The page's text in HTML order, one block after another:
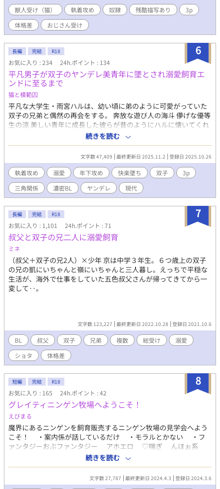
ム採用ですが、未読でも全く問題ありません。 ※直接的な性描写
有る回には＊有り。 ※現在まったり更新中 続きが気になる方は、
ぜひ『お気に入り』で生存確認を
獣人受け（猫） 執着攻め 奴隷 残酷描写あり
3p
体格差
おじさん受け
6
長編 完結 R18
お気に入り : 234 24h.ポイント : 134
平凡男子が双子のヤンデレ美青年に墜とされ溺愛飼育エ
ンドに至るまで
猫と模範囚
平凡な大学生・雨宮ハルは、幼い頃に弟のように可愛がっていた
双子の兄弟と偶然の再会をする。 奔放な遊び人の海斗 儚げな優等
生の涼 美しい青年に成長した彼らが昔のようにハルに懐いてくれ
るのが嬉しかった。 しかし、ハルは気づいていない。二人の想い
がいつしか甘く危うい執着に変わっていたことに。 双子の美青年
たちとの禁断の夜、許されない快楽の果てにハルが辿り着くの
は…… ※攻め二人(双子)、受け一人のベッドシーンがあります。
続きを読む
文字数 47,409 最終更新日 2025.11.2 登録日 2025.10.26
執着攻め 溺愛 年下攻め 快楽墜ち 双子
3p
三角関係
濃密BL ヤンデレ 現代
7
長編 完結 R18
お気に入り : 1,101 24h.ポイント : 71
叔父と双子の兄二人に溺愛飼育
ミネ
（叔父＋双子の兄2人）×少年 京は中学３年生。６つ歳上の双子
の兄の凱にいちゃんと嶺にいちゃんと三人暮し。えっちで平穏な
生活が、海外で仕事をしていた五色叔父さんが帰ってきてから一
変して‥。
文字数 123,227 最終更新日 2022.10.28 登録日 2021.10.6
BL 叔父 双子 兄弟 複数 総受け
溺愛
ショタ
体格差
8
短編 完結 R18
お気に入り : 165 24h.ポイント : 42
グレイティニンゲン牧場へようこそ！
えびまる
魔界にあるニンゲンを飼育販売するニンゲン牧場の見学会へよう
こそ！ ・案内係が話しているだけ ・モラルとかない ・フ
ァンタジーおぶファンタジー アホエロ ♡喘ぎ んほぉ系
淫語 小スカ 等性癖まみれご注意 赤ちゃんとか子どもとか出
てきますがそういう行為は大きくなってからです！ Notショタで
ーーーす！ タグの割にえろくはない気がします 本編完結済 3/31 1
話追加いたしました 4/3 2話追加いたしました
続きを読む
文字数 27,787 最終更新日 2024.4.3 登録日 2024.3.6